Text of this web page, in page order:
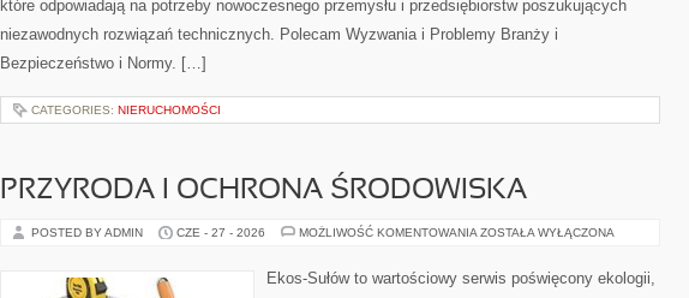
które odpowiadają na potrzeby nowoczesnego przemysłu i przedsiębiorstw poszukujących
niezawodnych rozwiązań technicznych. Polecam Wyzwania i Problemy Branży i
Bezpieczeństwo i Normy. […]
CATEGORIES: NIERUCHOMOŚCI
PRZYRODA I OCHRONA ŚRODOWISKA
POSTED BY ADMIN CZE - 27 - 2026 MOŻLIWOŚĆ KOMENTOWANIA PRZYRODA
ŚRODOWISKA
ZOSTAŁA WYŁĄCZONA
Ekos-Sułów to wartościowy serwis poświęcony ekologii,